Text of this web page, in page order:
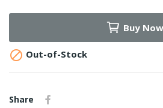
Buy Now
 Out-of-Stock
Share